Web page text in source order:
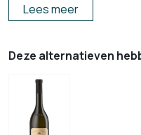
op een smal plateau gelegen
grond van deze plateaus is
smaak van de wijnen. Naast
De met de hand geplukte
genaamd “puttonyos”. De
Lees meer
Deze alternatieven